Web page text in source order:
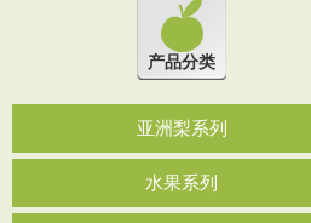
产品分类
亚洲梨系列
水果系列